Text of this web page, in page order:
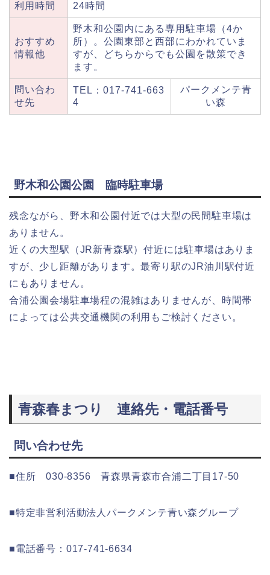
利用時間 24時間
おすすめ
情報他
野木和公園内にある専用駐車場（4か
所）。公園東部と西部にわかれていま
すが、どちらからでも公園を散策でき
ます。
問い合わ
せ先
TEL：017-741-663
4
パークメンテ青
い森
野木和公園公園 臨時駐車場
残念ながら、野木和公園付近では大型の民間駐車場は
ありません。
近くの大型駅（JR新青森駅）付近には駐車場はありま
すが、少し距離があります。最寄り駅のJR油川駅付近
にもありません。
合浦公園会場駐車場程の混雑はありませんが、時間帯
によっては公共交通機関の利用もご検討ください。
青森春まつり 連絡先・電話番号
問い合わせ先
■住所 030-8356 青森県青森市合浦二丁目17-50
■特定非営利活動法人パークメンテ青い森グループ
■電話番号：017-741-6634